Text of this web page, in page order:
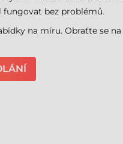
bez problémů.
na míru. Obraťte se